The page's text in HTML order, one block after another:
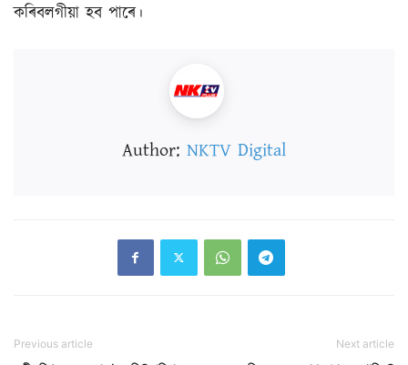
কৰিবলগীয়া হব পাৰে।
Author: NKTV Digital
Previous article Next article